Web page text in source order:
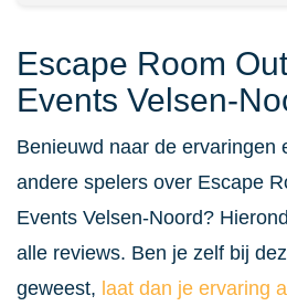
Escape Room
Events Velsen-
Benieuwd naar de ervaringen
andere spelers over Escape
Events Velsen-Noord?
alle reviews. Ben je zelf bij
geweest, laat dan je ervaring